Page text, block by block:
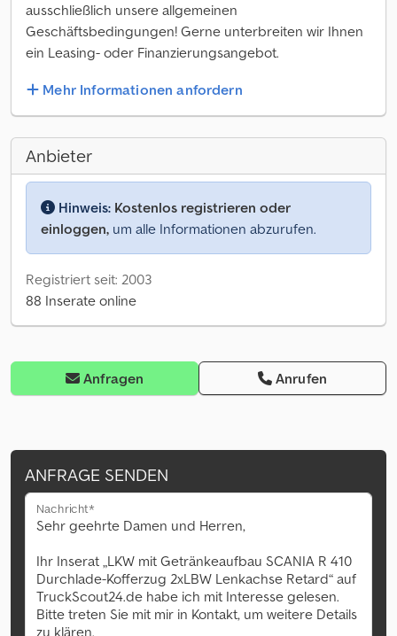
ausschließlich unsere allgemeinen
Geschäftsbedingungen! Gerne unterbreiten wir Ihnen
ein Leasing- oder Finanzierungsangebot.
Mehr Informationen anfordern
Anbieter
Hinweis: Kostenlos registrieren oder
einloggen, um alle Informationen abzurufen.
Registriert seit: 2003
88 Inserate online
Anfragen Anrufen
ANFRAGE SENDEN
Nachricht*